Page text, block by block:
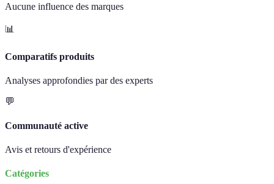
Aucune influence des marques
📊
Comparatifs produits
Analyses approfondies par des experts
💬
Communauté active
Avis et retours d'expérience
Catégories